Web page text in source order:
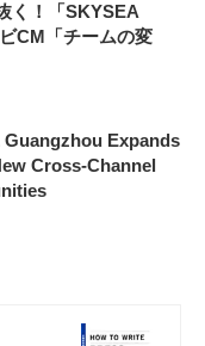
く！「SKYSEA
CM「チームの変
Guangzhou Expands
Cross-Channel